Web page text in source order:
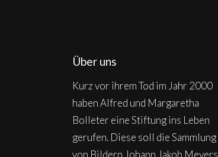
Über uns
Kurz vor ihrem Tod im Jahr 2000
haben Alfred und Margaretha
Bolleter eine Stiftung ins Leben
gerufen. Diese soll die Sammlung
von Bildern Johann Jakob Meyers